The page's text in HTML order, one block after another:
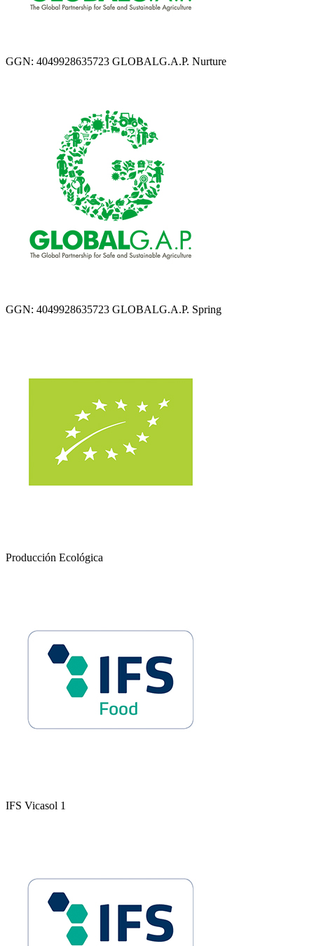
GGN: 4049928635723 GLOBALG.A.P. Nurture
GGN: 4049928635723 GLOBALG.A.P. Spring
Producción Ecológica
IFS Vicasol 1